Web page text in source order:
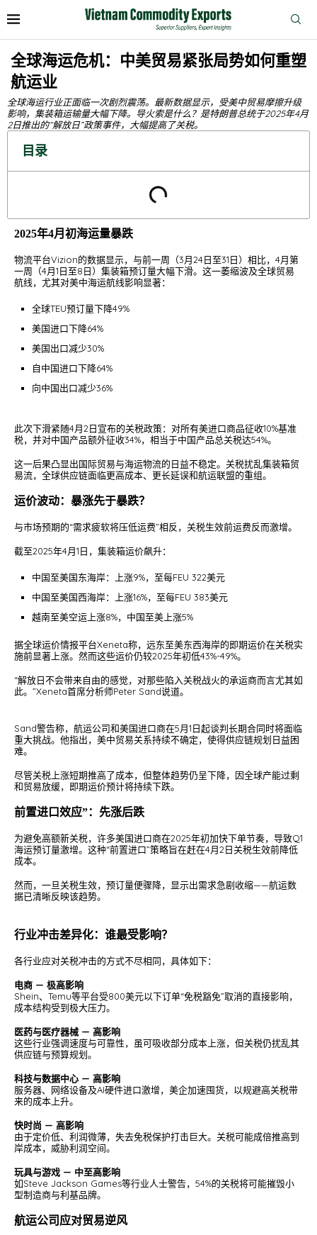
全球海运危机：中美贸易紧张局势如何重塑
航运业
全球海运行业正面临一次剧烈震荡。最新数据显示，受美中贸易摩擦升级
影响，集装箱运输量大幅下降。导火索是什么？是特朗普总统于2025年4月
2日推出的“解放日”政策事件，大幅提高了关税。
目录
2025年4月初海运量暴跌
物流平台Vizion的数据显示，与前一周（3月24日至31日）相比，4月第
一周（4月1日至8日）集装箱预订量大幅下滑。这一萎缩波及全球贸易
航线，尤其对美中海运航线影响显著：
全球TEU预订量下降49%
美国进口下降64%
美国出口减少30%
自中国进口下降64%
向中国出口减少36%
此次下滑紧随4月2日宣布的关税政策：对所有美进口商品征收10%基准
税，并对中国产品额外征收34%，相当于中国产品总关税达54%。
这一后果凸显出国际贸易与海运物流的日益不稳定。关税扰乱集装箱贸
易流，全球供应链面临更高成本、更长延误和航运联盟的重组。
运价波动：暴涨先于暴跌？
与市场预期的“需求疲软将压低运费”相反，关税生效前运费反而激增。
截至2025年4月1日，集装箱运价飙升：
中国至美国东海岸：上涨9%，至每FEU 322美元
中国至美国西海岸：上涨16%，至每FEU 383美元
越南至美空运上涨8%，中国至美上涨5%
据全球运价情报平台Xeneta称，远东至美东西海岸的即期运价在关税实
施前显著上涨。然而这些运价仍较2025年初低43%-49%。
“解放日不会带来自由的感觉，对那些陷入关税战火的承运商而言尤其如
此。”Xeneta首席分析师Peter Sand说道。
Sand警告称，航运公司和美国进口商在5月1日起谈判长期合同时将面临
重大挑战。他指出，美中贸易关系持续不确定，使得供应链规划日益困
难。
尽管关税上涨短期推高了成本，但整体趋势仍呈下降，因全球产能过剩
和贸易放缓，即期运价预计将持续下跌。
前置进口效应”：先涨后跌
为避免高额新关税，许多美国进口商在2025年初加快下单节奏，导致Q1
海运预订量激增。这种“前置进口”策略旨在赶在4月2日关税生效前降低
成本。
然而，一旦关税生效，预订量便骤降，显示出需求急剧收缩——航运数
据已清晰反映该趋势。
行业冲击差异化：谁最受影响？
各行业应对关税冲击的方式不尽相同，具体如下：
电商 — 极高影响
Shein、Temu等平台受800美元以下订单“免税豁免”取消的直接影响，
成本结构受到极大压力。
医药与医疗器械 — 高影响
这些行业强调速度与可靠性，虽可吸收部分成本上涨，但关税仍扰乱其
供应链与预算规划。
科技与数据中心 — 高影响
服务器、网络设备及AI硬件进口激增，美企加速囤货，以规避高关税带
来的成本上升。
快时尚 — 高影响
由于定价低、利润微薄，失去免税保护打击巨大。关税可能成倍推高到
岸成本，威胁利润空间。
玩具与游戏 — 中至高影响
如Steve Jackson Games等行业人士警告，54%的关税将可能摧毁小
型制造商与利基品牌。
航运公司应对贸易逆风